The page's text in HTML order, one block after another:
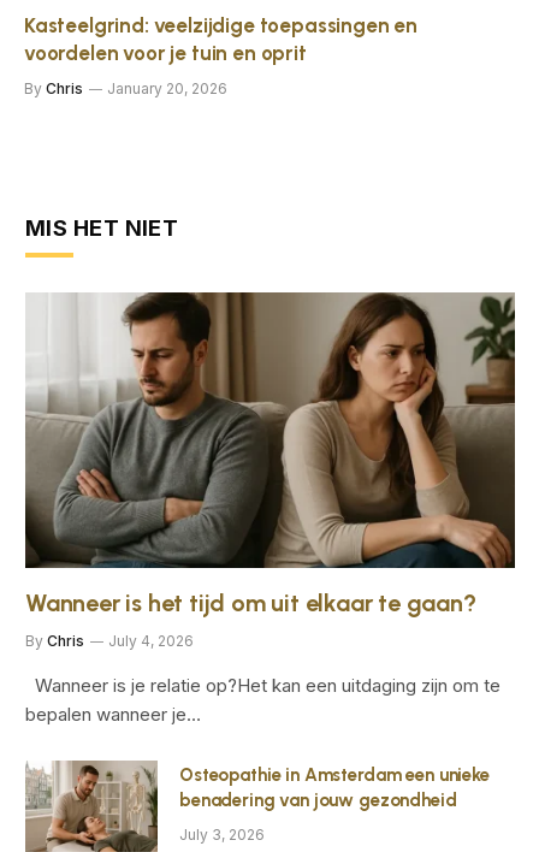
Kasteelgrind: veelzijdige toepassingen en
voordelen voor je tuin en oprit
By Chris January 20, 2026
MIS HET NIET
Wanneer is het tijd om uit elkaar te gaan?
By Chris July 4, 2026
Wanneer is je relatie op?Het kan een uitdaging zijn om te
bepalen wanneer je…
Osteopathie in Amsterdam een unieke
benadering van jouw gezondheid
July 3, 2026